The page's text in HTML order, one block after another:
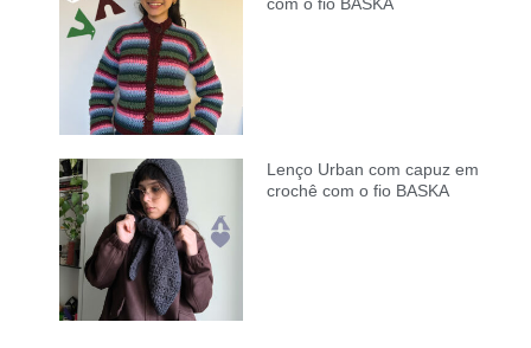
Lenço Urban com capuz em
crochê com o fio BASKA